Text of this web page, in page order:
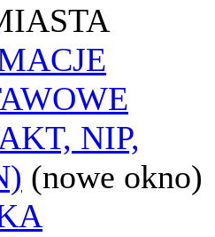
NIP,
(nowe okno)